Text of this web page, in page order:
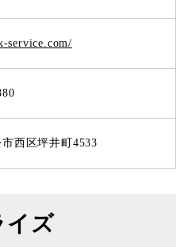
service.com/
西区坪井町4533
イズ